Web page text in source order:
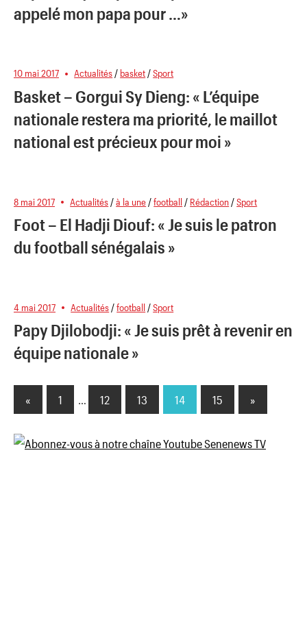
appelé mon papa pour …»
10 mai 2017 Actualités/ basket/Sport
Basket – Gorgui Sy Dieng: « L’équipe
nationale restera ma priorité, le maillot
national est précieux pour moi »
8 mai 2017 Actualités /à la une /football / Rédaction /Sport
Foot – El Hadji Diouf: « Je suis le patron
du football sénégalais »
4 mai 2017 Actualités /football /Sport
Papy Djilobodji: « Je suis prêt à revenir en
équipe nationale »
Pagination
des
« Previous
1 12 13 14 15
Next
»